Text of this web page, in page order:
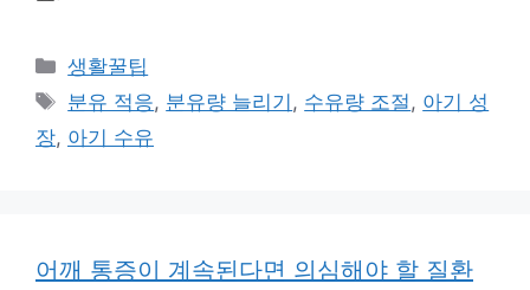
카
테
리
생활꿀팁
태
그
분유 적응, 분유량 늘리기 , 수유량 조절 , 아기 성
장, 아기 수유
어깨 통증이 계속된다면 의심해야 할 질환